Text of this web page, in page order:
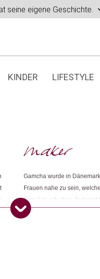
seine eigene Geschichte.
KINDER LIFESTYLE
Gamcha wurde in
Frauen nahe zu sein,
Nepal zu arbeiten. Jeder ist
getan haben. Die Frauen